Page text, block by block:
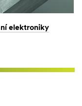
elektroniky